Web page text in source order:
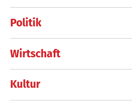
Politik
Wirtschaft
Kultur